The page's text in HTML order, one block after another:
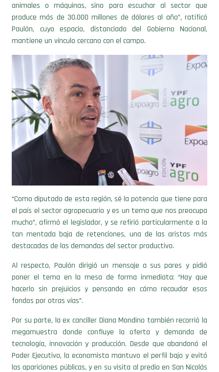
animales o máquinas, sino para escuchar al sector que
produce más de 30.000 millones de dólares al año”, ratificó
Paulón, cuyo espacio, distanciado del Gobierno Nacional,
mantiene un vínculo cercano con el campo.
“Como diputado de esta región, sé la potencia que tiene para
el país el sector agropecuario y es un tema que nos preocupa
mucho”, afirmó el legislador, y se refirió particularmente a la
tan mentada baja de retenciones, una de las aristas más
destacadas de las demandas del sector productivo.
Al respecto, Paulón dirigió un mensaje a sus pares y pidió
poner el tema en la mesa de forma inmediata: “Hay que
hacerlo sin prejuicios y pensando en cómo recaudar esos
fondos por otras vías”.
Por su parte, la ex canciller Diana Mondino también recorrió la
megamuestra donde confluye la oferta y demanda de
tecnología, innovación y producción. Desde que abandonó el
Poder Ejecutivo, la economista mantuvo el perfil bajo y evitó
las apariciones públicas, y en su visita al predio en San Nicolás